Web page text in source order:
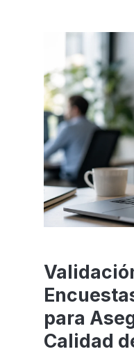
para
Calidad